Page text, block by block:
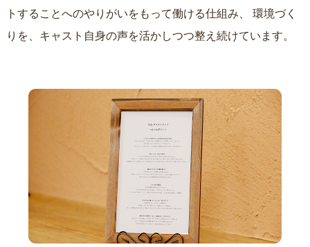
トすることへのやりがいをもって働ける仕組み、
りを、キャスト自身の声を活かしつつ整え続けています。